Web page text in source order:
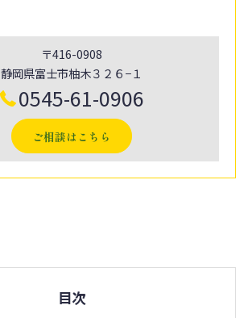
〒416-0908
静岡県富士市柚木３２６−１
0545-61-0906
ご相談はこちら
目次